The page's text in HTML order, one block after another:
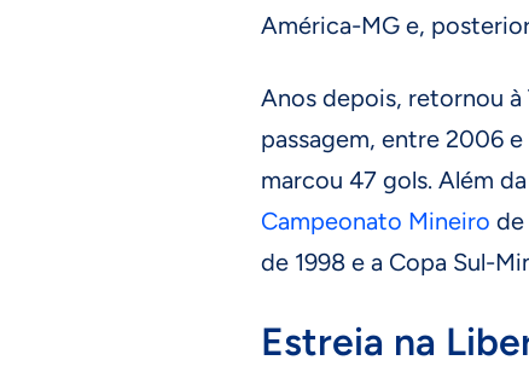
América-MG e,
Anos depois, retornou à
passagem, entre 2006
marcou 47 gols. Além
Campeonato Mineiro de
de 1998 e a Copa Sul-
Estreia na